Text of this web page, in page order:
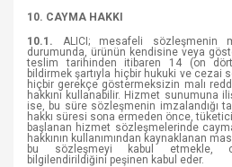
10. CAYMA HAKKI
10.1. ALICI; mesafeli sözleşmenin
durumunda, ürünün kendisine veya
teslim tarihinden itibaren 14 (on
bildirmek şartıyla hiçbir hukuki ve cezai
hiçbir gerekçe göstermeksizin malı
hakkını kullanabilir. Hizmet sunumuna
ise, bu süre sözleşmenin imzalandığı
hakkı süresi sona ermeden önce,
başlanan hizmet sözleşmelerinde
hakkının kullanımından kaynaklanan
bu sözleşmeyi kabul etmekle,
bilgilendirildiğini peşinen kabul eder.